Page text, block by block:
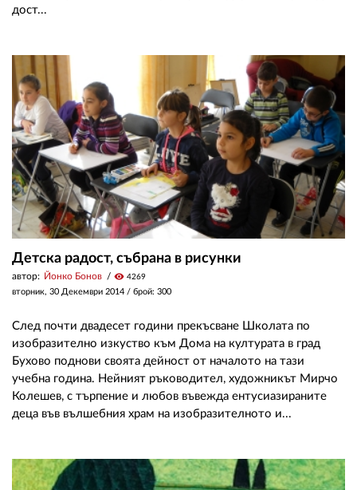
дост...
Детска радост, събрана в рисунки
автор: Йонко Бонов visibility 4269
вторник, 30 Декември 2014 / брой: 300
След почти двадесет години прекъсване Школата по
изобразително изкуство към Дома на културата в град
Бухово поднови своята дейност от началото на тази
учебна година. Нейният ръководител, художникът Мирчо
Колешев, с търпение и любов въвежда ентусиазираните
деца във вълшебния храм на изобразителното и...